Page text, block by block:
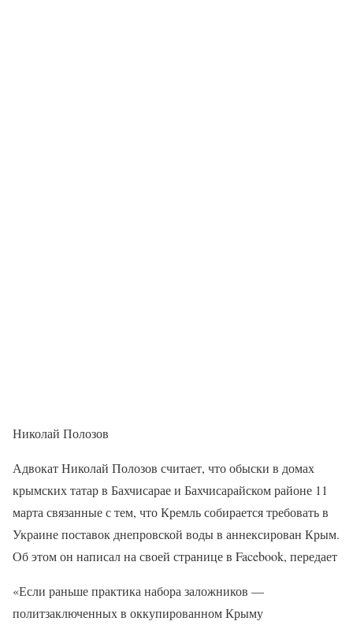
Николай Полозов
Адвокат Николай Полозов считает, что обыски в домах
крымских татар в Бахчисарае и Бахчисарайском районе 11
марта связанные с тем, что Кремль собирается требовать в
Украине поставок днепровской воды в аннексирован Крым.
Об этом он написал на своей странице в Facebook, передает
«Если раньше практика набора заложников —
политзаключенных в оккупированном Крыму